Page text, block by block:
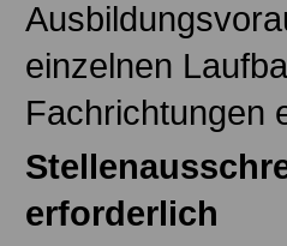
einzelnen
Fachrichtungen
erforderlich